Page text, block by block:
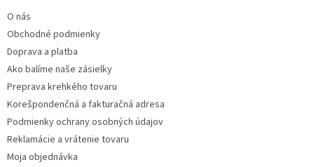
v
p
O nás
Obchodné podmienky
Doprava a platba
Ako balíme naše zásielky
Preprava krehkého tovaru
Korešpondenčná a fakturačná adresa
Podmienky ochrany osobných údajov
Reklamácie a vrátenie tovaru
Moja objednávka